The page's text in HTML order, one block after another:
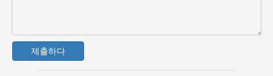
제출하다